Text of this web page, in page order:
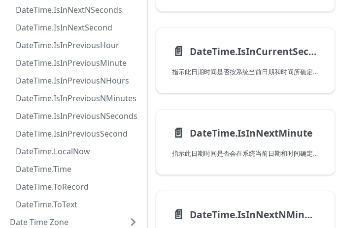
DateTime.IsInNextNSeconds
DateTime.IsInNextSecond
DateTime.IsInPreviousHour
DateTime.IsInPreviousMinute
DateTime.IsInPreviousNHours
DateTime.IsInPreviousNMinutes
DateTime.IsInPreviousNSeconds
DateTime.IsInPreviousSecond
DateTime.LocalNow
DateTime.Time
DateTime.ToRecord
DateTime.ToText
Date Time Zone
📄️ DateTime.IsInCurrentSecond
指示此日期时间是否按系统当前日期和时间所确定的那样处于当前秒内。
📄️ DateTime.IsInNextMinute
指示此日期时间是否会在系统当前日期和时间确定的下一分钟内出现。请注意，当传递一个在当前分钟内出现的值时，此函数将返回 false。
📄️ DateTime.IsInNextNMinutes